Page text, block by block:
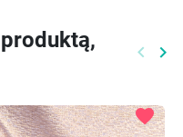
keyboard_arrow_left keyboard_arrow_right
favorite